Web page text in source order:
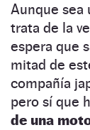
Aunque sea
trata de la
espera que
mitad de
compañía
pero sí que
de una